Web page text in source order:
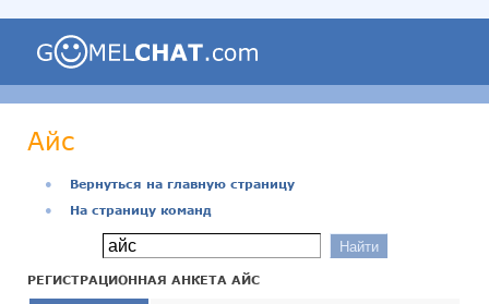
Айс
●
Вернуться на главную страницу
●
На страницу команд
РЕГИСТРАЦИОННАЯ АНКЕТА АЙС